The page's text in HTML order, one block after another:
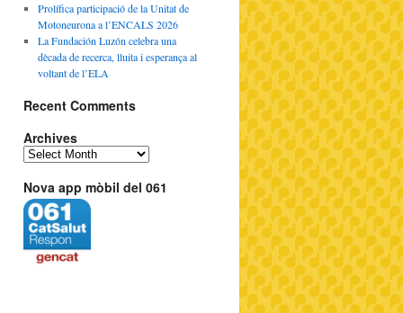
Prolífica participació de la Unitat de
Motoneurona a l’ENCALS 2026
La Fundación Luzón celebra una
dècada de recerca, lluita i esperança al
voltant de l’ELA
Recent Comments
Archives
Nova app mòbil del 061